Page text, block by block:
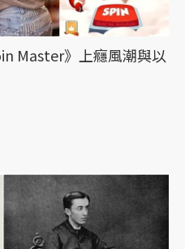
Master》上癮風潮與以